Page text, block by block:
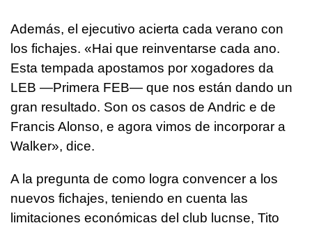
Además, el ejecutivo acierta cada verano con
los fichajes. «Hai que reinventarse cada ano.
Esta tempada apostamos por xogadores da
LEB —Primera FEB— que nos están dando un
gran resultado. Son os casos de Andric e de
Francis Alonso, e agora vimos de incorporar a
Walker», dice.
A la pregunta de como logra convencer a los
nuevos fichajes, teniendo en cuenta las
limitaciones económicas del club lucnse, Tito